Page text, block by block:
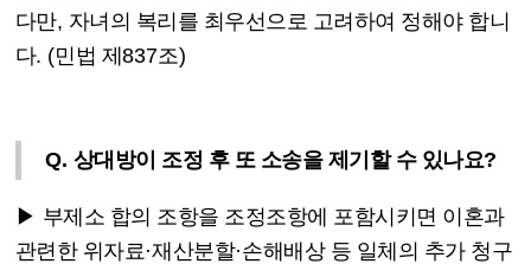
다만, 자녀의 복리를 최우선으로 고려하여 정해야 합니
다. (민법 제837조)
Q. 상대방이 조정 후 또 소송을 제기할 수 있나요?
▶ 부제소 합의 조항을 조정조항에 포함시키면 이혼과
관련한 위자료 ·재산분할·손해배상 등 일체의 추가 청구